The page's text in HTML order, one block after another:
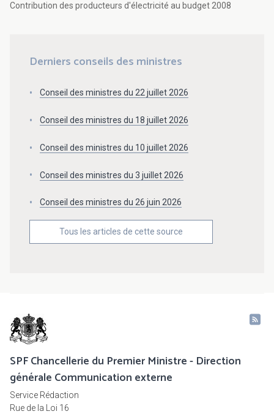
Contribution des producteurs d'électricité au budget 2008
Derniers conseils des ministres
Conseil des ministres du 22 juillet 2026
Conseil des ministres du 18 juillet 2026
Conseil des ministres du 10 juillet 2026
Conseil des ministres du 3 juillet 2026
Conseil des ministres du 26 juin 2026
Tous les articles de cette source
SPF Chancellerie du Premier Ministre - Direction
générale Communication externe
Service Rédaction
Rue de la Loi 16